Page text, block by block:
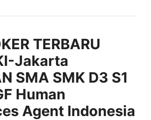
TERBARU
Jakarta
SMA SMK D3 S1
Human
Agent Indonesia